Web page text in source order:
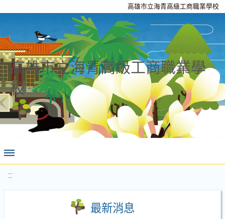
高雄市立海青高級工商職業學校
高雄市立海青高級工商職業學
校
:::
最新消息